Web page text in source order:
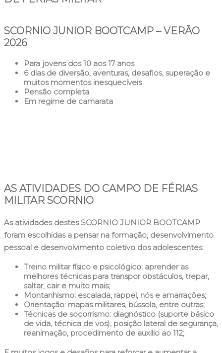
SCORNIO JUNIOR BOOTCAMP – VERÃO
2026
Para jovens dos 10 aos 17 anos
6 dias de diversão, aventuras, desafios, superação e
muitos momentos inesquecíveis
Pensão completa
Em regime de camarata
AS ATIVIDADES DO CAMPO DE FÉRIAS
MILITAR SCORNIO
As atividades destes SCORNIO JUNIOR BOOTCAMP
foram escolhidas a pensar na formação, desenvolvimento
pessoal e desenvolvimento coletivo dos adolescentes:
Treino militar físico e psicológico: aprender as
melhores técnicas para transpor obstáculos, trepar,
saltar, cair e muito mais;
Montanhismo: escalada, rappel, nós e amarrações;
Orientação: mapas militares, bússola, entre outras;
Técnicas de socorrismo: diagnóstico (suporte básico
de vida, técnica de vos), posição lateral de segurança,
reanimação, procedimento de auxilio ao 112;